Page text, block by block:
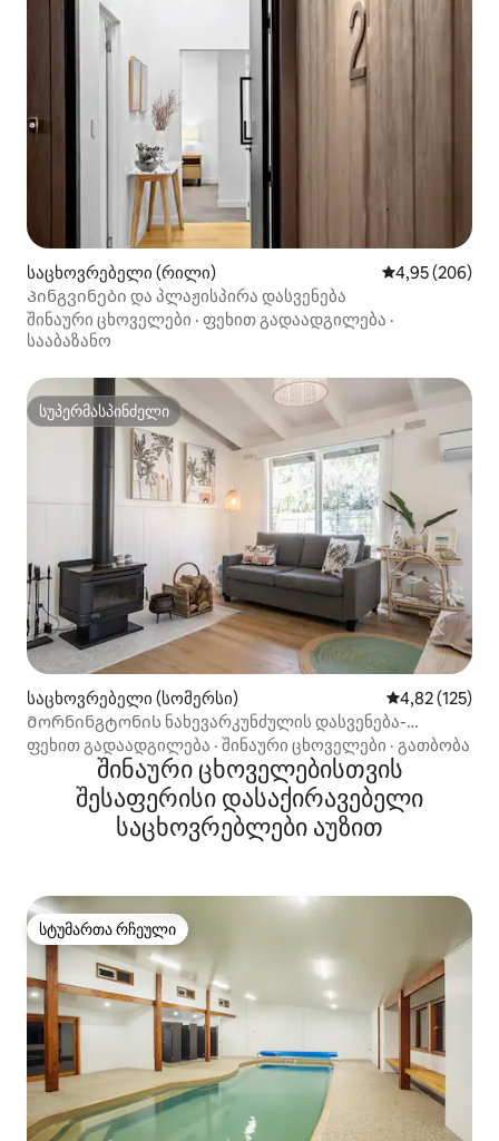
საცხოვრებელი (რილი) საშუალო
4,95 (206)
Პინგვინები და პლაჟისპირა დასვენება
შინაური ცხოველები · ფეხით გადაადგილება ·
სააბაზანო
სუპერმასპინძელი
სუპერმასპინძელი
საცხოვრებელი (სომერსი) საშუალო
4,82 (125)
Მორნინგტონის ნახევარკუნძულის დასვენება-
სომერს-ბიჩის სახლი
ფეხით გადაადგილება · შინაური ცხოველები · გათბობა
შინაური ცხოველებისთვის
შესაფერისი დასაქირავებელი
საცხოვრებლები აუზით
სტუმართა რჩეული
სტუმართა რჩეული